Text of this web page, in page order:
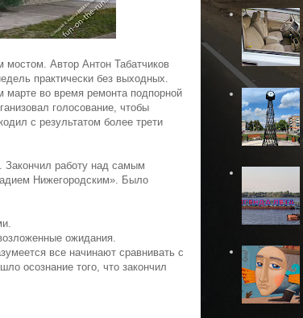
мостом. Автор Антон Табатчиков
практически без выходных.
во время ремонта подпорной
голосование, чтобы
с результатом более трети
Закончил работу над самым
Нижегородским». Было
ожидания.
все начинают сравнивать с
осознание того, что закончил